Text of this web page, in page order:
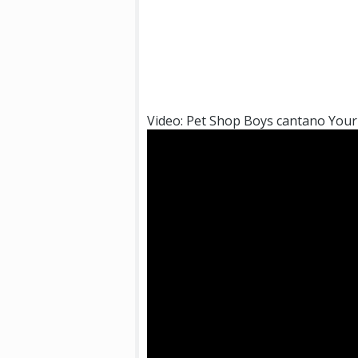
Video: Pet Shop Boys cantano